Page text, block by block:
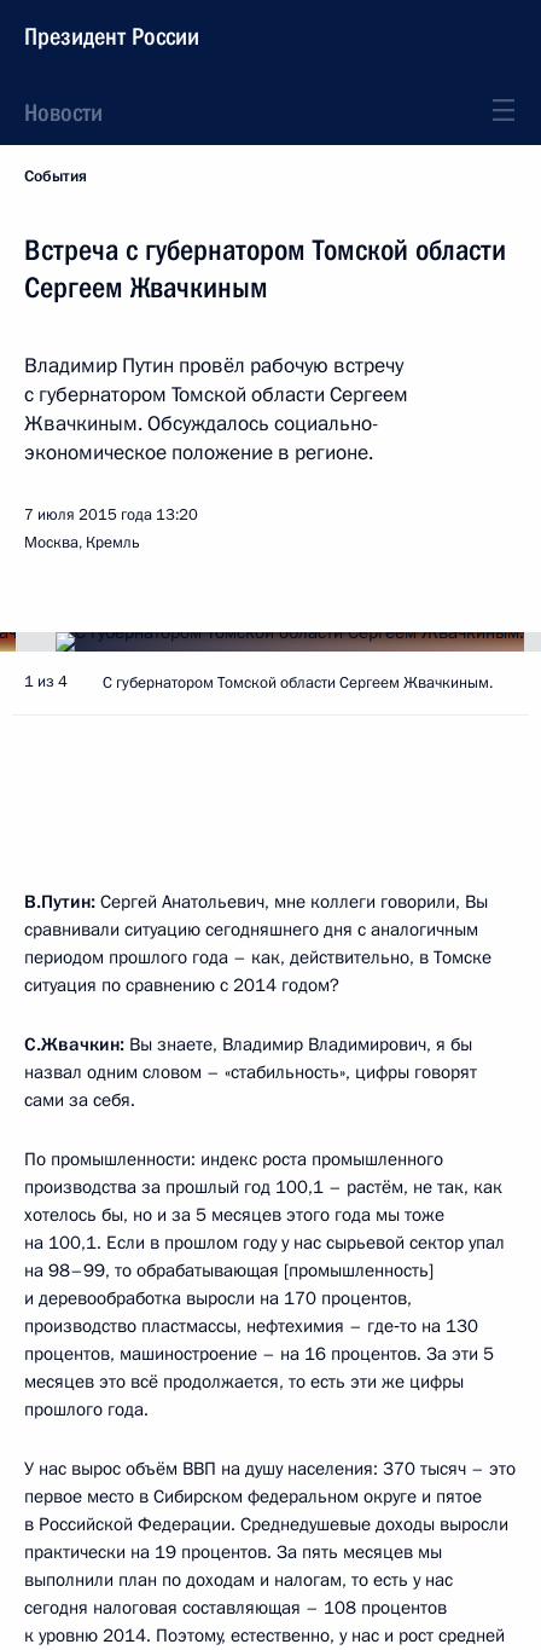
Президент России
Новости
События
Встреча с губернатором Томской области
Сергеем Жвачкиным
Владимир Путин провёл рабочую встречу
с губернатором Томской области Сергеем
Жвачкиным. Обсуждалось социально-
экономическое положение в регионе.
7 июля 2015 года 13:20
Москва, Кремль
1 из 4 С губернатором Томской области Сергеем Жвачкиным.
В.Путин: Сергей Анатольевич, мне коллеги говорили, Вы
сравнивали ситуацию сегодняшнего дня с аналогичным
периодом прошлого года – как, действительно, в Томске
ситуация по сравнению с 2014 годом?
С.Жвачкин: Вы знаете, Владимир Владимирович, я бы
назвал одним словом – «стабильность», цифры говорят
сами за себя.
По промышленности: индекс роста промышленного
производства за прошлый год 100,1 – растём, не так, как
хотелось бы, но и за 5 месяцев этого года мы тоже
на 100,1. Если в прошлом году у нас сырьевой сектор упал
на 98–99, то обрабатывающая [промышленность]
и деревообработка выросли на 170 процентов,
производство пластмассы, нефтехимия – где‑то на 130
процентов, машиностроение – на 16 процентов. За эти 5
месяцев это всё продолжается, то есть эти же цифры
прошлого года.
У нас вырос объём ВВП на душу населения: 370 тысяч – это
первое место в Сибирском федеральном округе и пятое
в Российской Федерации. Среднедушевые доходы выросли
практически на 19 процентов. За пять месяцев мы
выполнили план по доходам и налогам, то есть у нас
сегодня налоговая составляющая – 108 процентов
к уровню 2014. Поэтому, естественно, у нас и рост средней